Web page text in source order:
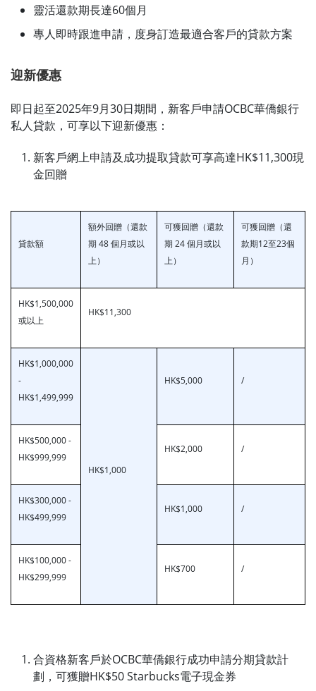
靈活還款期長達60個月
專人即時跟進申請，度身訂造最適合客戶的貸款方案
迎新優惠
即日起至2025年9月30日期間，新客戶申請OCBC華僑銀行
私人貸款，可享以下迎新優惠：
新客戶網上申請及成功提取貸款可享高達HK$11,300現
金回贈
貸款額
額外回贈（還款
期 48 個月或以
上）
可獲回贈（還款
期 24 個月或以
上）
可獲回贈（還
款期12至23個
月）
HK$1,500,000
或以上
HK$11,300
HK$1,000,000
-
HK$1,499,999
HK$1,000
HK$5,000 /
HK$500,000 -
HK$999,999
HK$2,000 /
HK$300,000 -
HK$499,999
HK$1,000 /
HK$100,000 -
HK$299,999
HK$700 /
合資格新客戶於OCBC華僑銀行成功申請分期貸款計
劃，可獲贈HK$50 Starbucks電子現金券